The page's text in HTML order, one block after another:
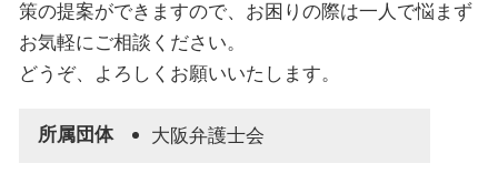
策の提案ができますので、お困りの際は一人で悩まず
お気軽にご相談ください。
どうぞ、よろしくお願いいたします。
所属団体 大阪弁護士会